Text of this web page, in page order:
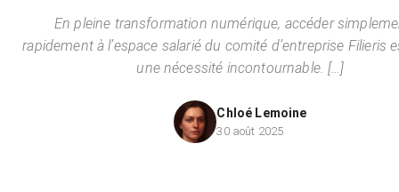
En pleine transformation numérique, accéder
rapidement à l’espace salarié du comité d’entreprise Filieris
une nécessité incontournable. […]
Chloé Lemoine
30 août 2025